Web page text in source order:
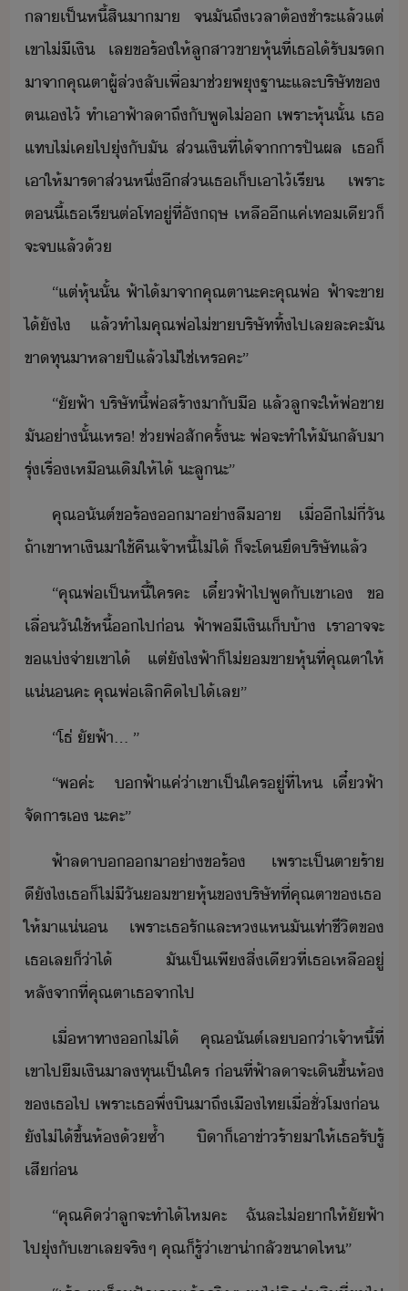
ลาเป็​หี้สิ​าา​ ​จ​ั​ถึ​เลา​ต้​ชำระ​แล้แต่​
เขา​ไ่ี​เิ​ ​เล​ขร้​ให้​ลูสา​ขา​หุ้​ที่​เธ​ไ้รั​ร​
าจา​คุณตา​ผู้ล่ลั​เพื่า​ช่​พุ​ฐาะ​และ​ริษัท​ข​
ตเ​ไ้​ ​ทำเา​ฟ้า​ลา​ถึั​พูไ่​ ​เพราะ​หุ้​ั้​ ​เธ​
แท​ไ่เค​ไป​ุ่​ั​ั​ ​ส่​เิ​ที่​ไ้​จา​าร​ปัผล​ ​เธ​็​
เา​ให้​ารา​ส่หึ่​ี​ส่​เธ​เ็​เาไ้​เรี​ ​เพราะ​
ตี้​เธ​เรีต่​โท​ู่​ที่​ัฤษ​ ​เหลื​ี​แค่​เท​เี​็​
จะ​จ​แล้้
“​แต่​หุ้​ั้​ ​ฟ้า​ไ้า​จา​คุณตา​ะคะ​คุณพ่​ ​ฟ้า​จะ​ขา​
ไ้​ัไ​ ​แล้​ทำไ​คุณพ่​ไ่​ขา​ริษัท​ทิ้​ไป​เล​ละ​คะ​ั​
ขาทุ​า​หลา​ปี​แล้​ไ่ใช่​เหร​คะ​”
“ั​ฟ้า​ ​ริษัท​ี้​พ่​สร้า​าั​ื​ ​แล้​ลู​จะ​ให้​พ่​ขา​
ั​่าั้​เหร​!​ ​ช่​พ่​สัครั้​ะ​ ​พ่​จะ​ทำให้​ั​ลัา​
รุ่​เรื่​เหืเิ​ให้​ไ้​ ​ะ​ลู​ะ​”
คุณ​ัต์​ขร้​า​่า​ลื​า​ ​เื่​ี​ไ่​ี่​ั​
ถ้า​เขา​หาเิ​า​ใช้คื​เจ้าหี้​ไ่ไ้​ ​็​จะ​โ​ึ​ริษัท​แล้
“​คุณพ่​เป็หี้​ใคร​คะ​ ​เี๋​ฟ้า​ไป​พู​ั​เขา​เ​ ​ข​
เลื่​ั​ใช้หี้​​ไป​่​ ​ฟ้า​พ​ีเิ​เ็​้า​ ​เรา​าจจะ​
ข​แ่​จ่า​เขา​ไ้​ ​แต่ัไ​ฟ้า​็​ไ่​ขา​หุ้​ที่​คุณตา​ให้​
แ่​คะ​ ​คุณพ่​เลิ​คิ​ไป​ไ้​เล​”
“​โธ่​ ั​ฟ้า​...​ ​”
“​พค​่ะ​ ​ ​​ฟ้า​แค่​่า​เขา​เป็​ใคร​ู่​ที่ไห​ ​เี๋​ฟ้า​
จัาร​เ​ ​ะคะ​”
ฟ้า​ลา​​​า​่า​ขร้​ ​เพราะ​เป็​ตา​ร้า​
ีั​ไ​เธ​็​ไ่ีั​​ขา​หุ้​ข​ริษัท​ที่​คุณตา​ข​เธ​
ให้​า​แ่​ ​เพราะ​เธ​รั​และ​หแห​ั​เท่า​ชีิต​ข​
เธ​เล​็​่า​ไ้​ ​ั​เป็​เพี​สิ่​เี​ที่​เธ​เหลืู่​
หลัจาที่​คุณตา​เธ​จาไป
เื่​หาทา​​ไ่ไ้​ ​คุณ​ัต์​เล​่า​เจ้าหี้​ที่​
เขา​ไป​ื​เิ​า​ลทุ​เป็​ใคร​ ​่ที่​ฟ้า​ลา​จะ​เิ​ขึ้​ห้​
ข​เธ​ไป​ ​เพราะ​เธ​พึ่​ิ​าถึ​เื​ไท​เื่​ชั่โ​่​ ​
ั​ไ่ไ้​ขึ้​ห้​้ซ้ำ​ ​ิา​็​เา​ข่าร้า​า​ให้​เธ​รัรู้​
เสี่
“​คุณ​คิ​่า​ลู​จะ​ทำไ้​ไห​คะ​ ​ฉั​ละไ​่​า​ให้ั​ฟ้า​
ไป​ุ่​ั​เขา​เล​จริๆ​ ​คุณ​็​รู้​่า​เขา​่าลั​ขา​ไห​”